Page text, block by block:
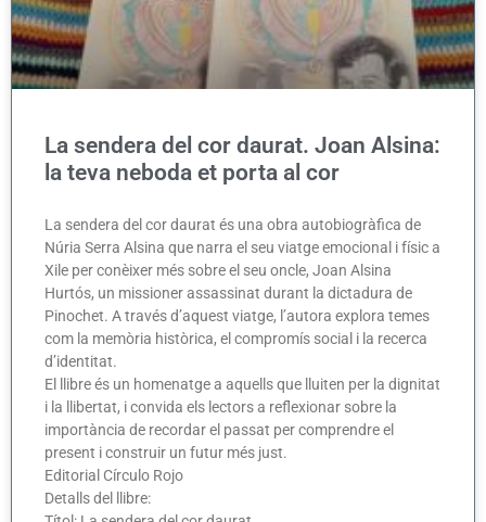
La sendera del cor daurat. Joan Alsina:
la teva neboda et porta al cor
La sendera del cor daurat és una obra autobiogràfica de
Núria Serra Alsina que narra el seu viatge emocional i físic a
Xile per conèixer més sobre el seu oncle, Joan Alsina
Hurtós, un missioner assassinat durant la dictadura de
Pinochet. A través d’aquest viatge, l’autora explora temes
com la memòria històrica, el compromís social i la recerca
d’identitat.​
El llibre és un homenatge a aquells que lluiten per la dignitat
i la llibertat, i convida els lectors a reflexionar sobre la
importància de recordar el passat per comprendre el
present i construir un futur més just.​
Editorial Círculo Rojo
Detalls del llibre: